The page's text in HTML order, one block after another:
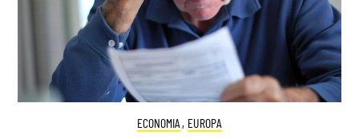
ECONOMIA , EUROPA